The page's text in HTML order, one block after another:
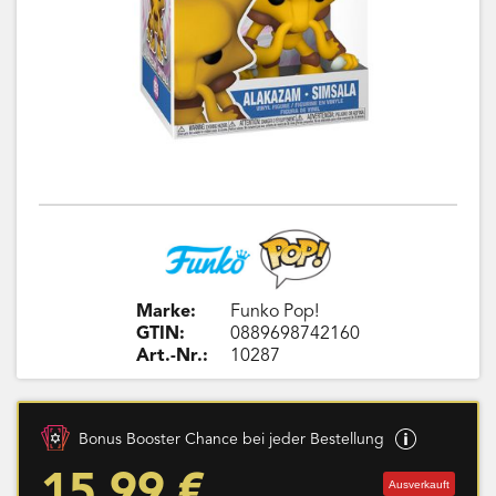
Marke:
GTIN:
Art.-Nr.:
Funko Pop!
0889698742160
10287
Bonus Booster Chance bei jeder Bestellung
Ausverkauft